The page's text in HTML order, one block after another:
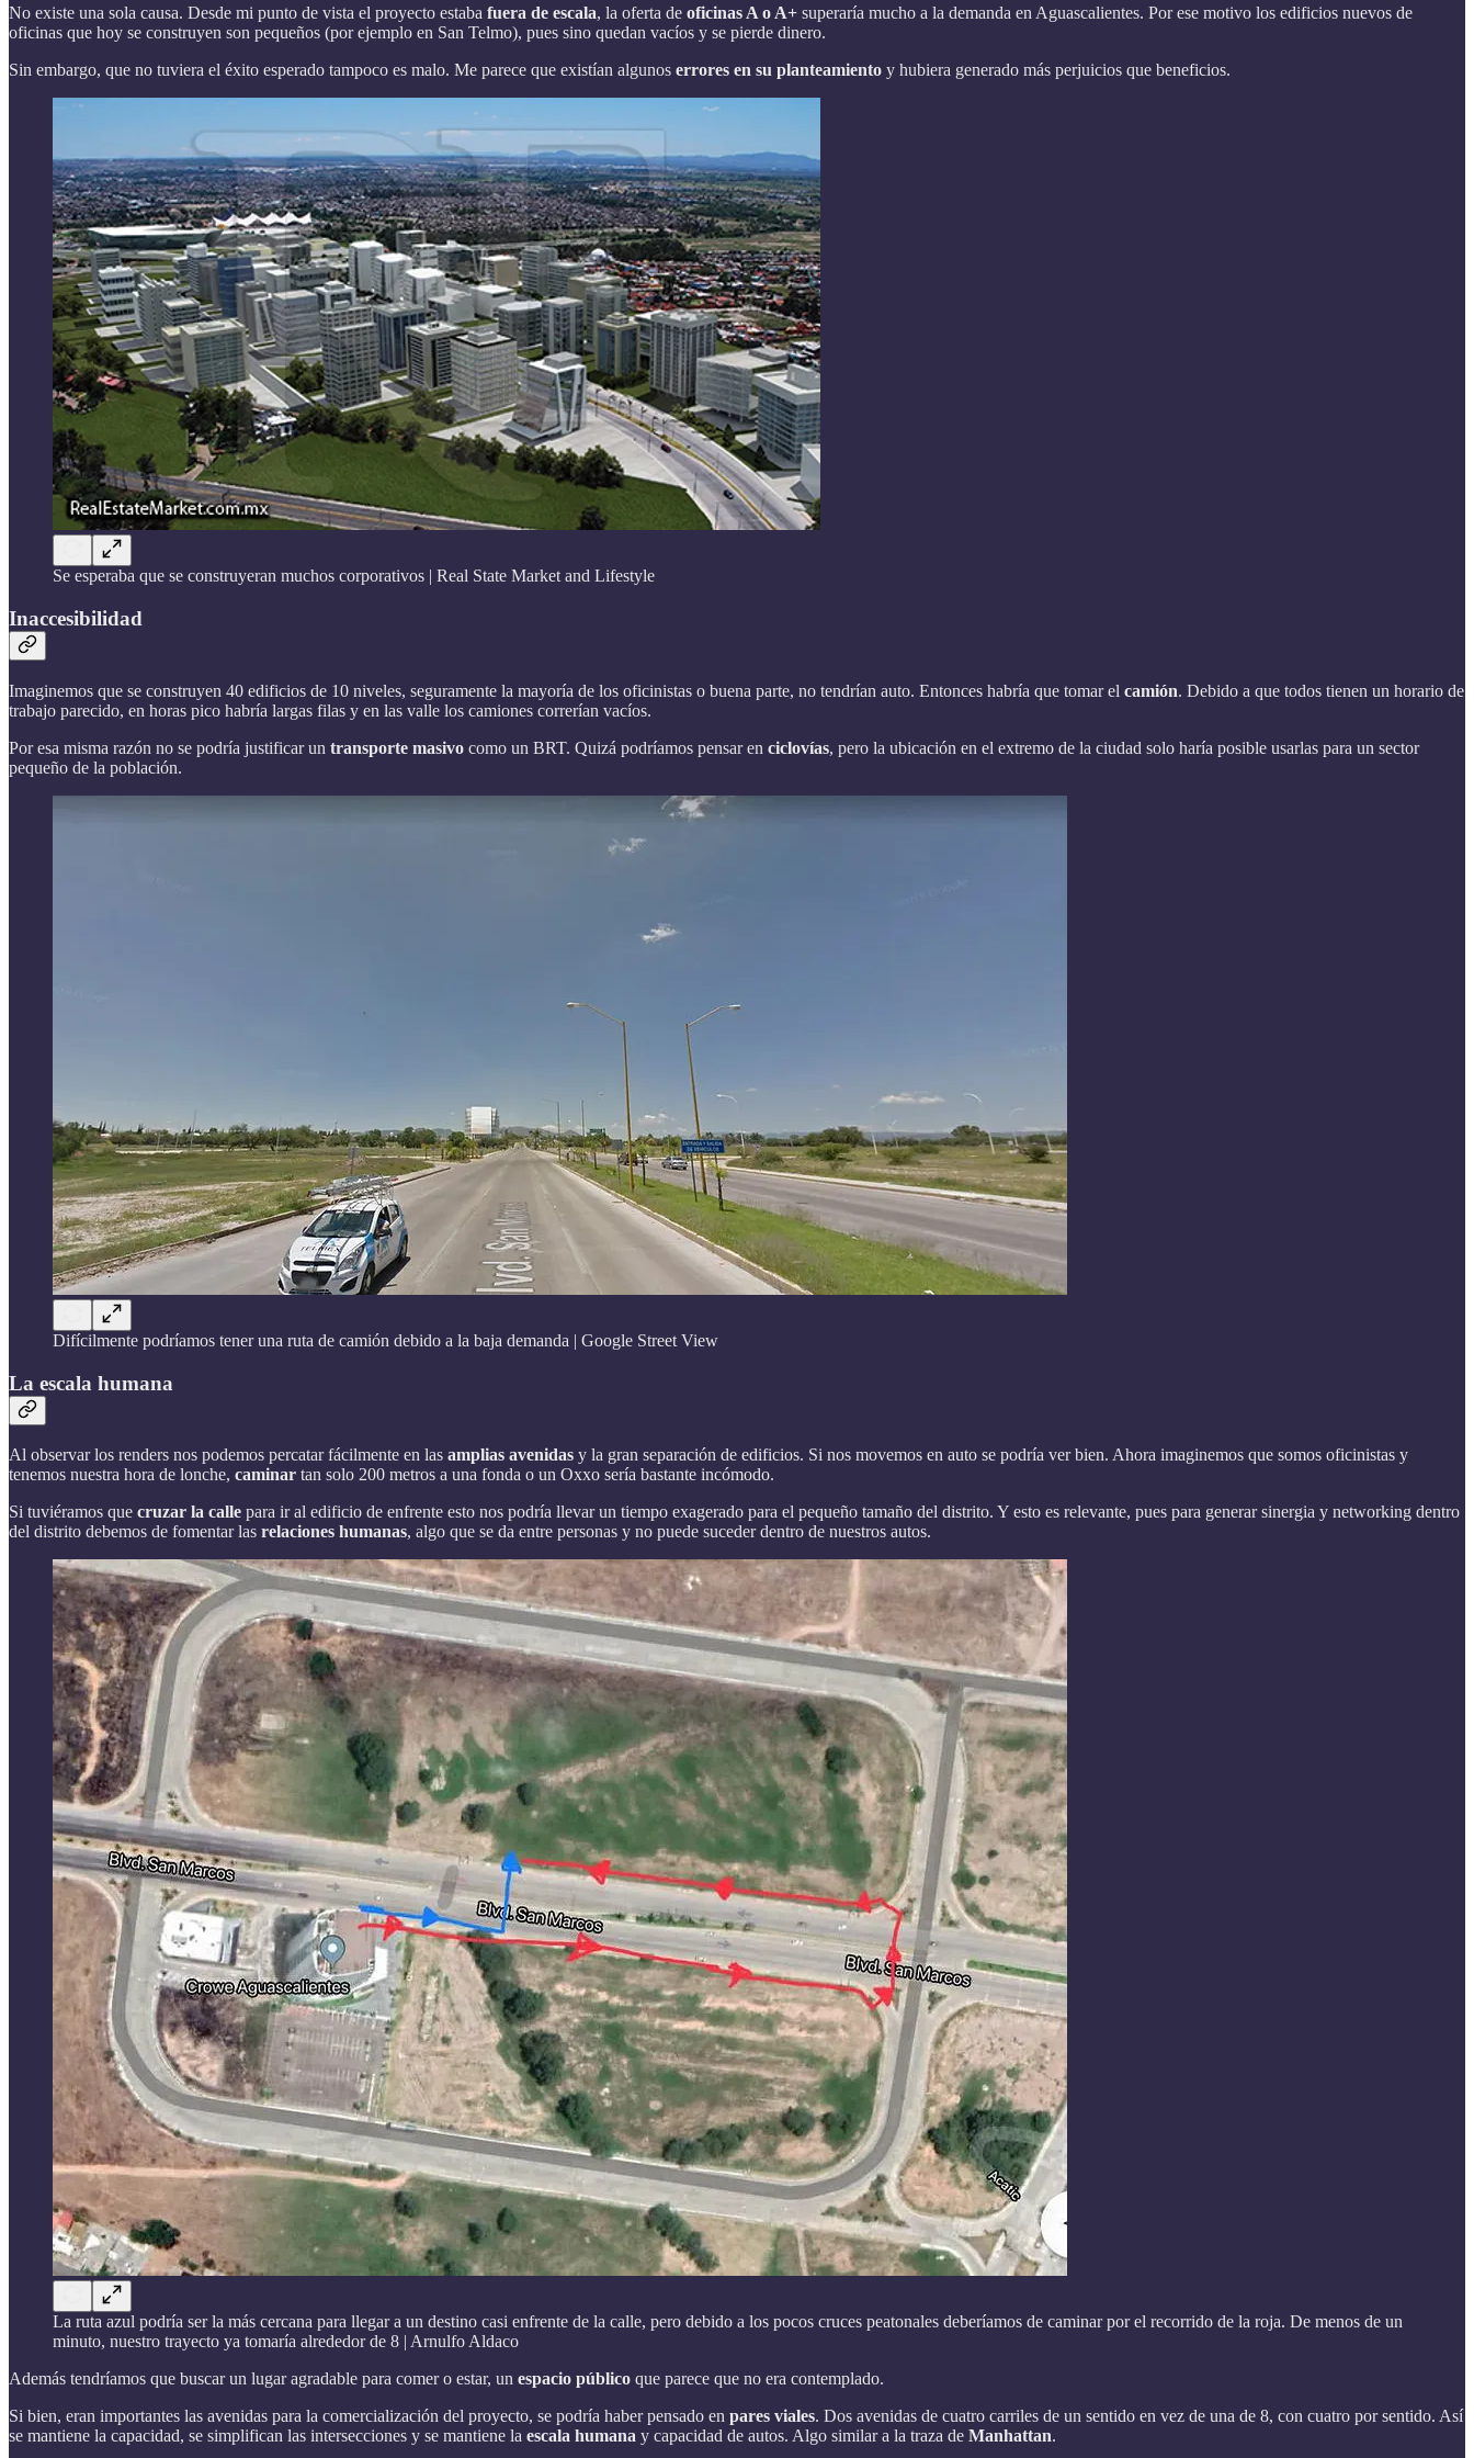
No existe una sola causa. Desde mi punto de vista el proyecto estaba fuera de escala, la oferta de oficinas A o A+ superaría mucho a la demanda en Aguascalientes. Por ese motivo los edificios nuevos de
oficinas que hoy se construyen son pequeños (por ejemplo en San Telmo), pues sino quedan vacíos y se pierde dinero.
Sin embargo, que no tuviera el éxito esperado tampoco es malo. Me parece que existían algunos errores en su planteamiento y hubiera generado más perjuicios que beneficios.
Se esperaba que se construyeran muchos corporativos | Real State Market and Lifestyle
Inaccesibilidad
Imaginemos que se construyen 40 edificios de 10 niveles, seguramente la mayoría de los oficinistas o buena parte, no tendrían auto. Entonces habría que tomar el camión. Debido a que todos tienen un horario de
trabajo parecido, en horas pico habría largas filas y en las valle los camiones correrían vacíos.
Por esa misma razón no se podría justificar un transporte masivo como un BRT. Quizá podríamos pensar en ciclovías, pero la ubicación en el extremo de la ciudad solo haría posible usarlas para un sector
pequeño de la población.
Difícilmente podríamos tener una ruta de camión debido a la baja demanda | Google Street View
La escala humana
Al observar los renders nos podemos percatar fácilmente en las amplias avenidas y la gran separación de edificios. Si nos movemos en auto se podría ver bien. Ahora imaginemos que somos oficinistas y
tenemos nuestra hora de lonche, caminar tan solo 200 metros a una fonda o un Oxxo sería bastante incómodo.
Si tuviéramos que cruzar la calle para ir al edificio de enfrente esto nos podría llevar un tiempo exagerado para el pequeño tamaño del distrito. Y esto es relevante, pues para generar sinergia y networking dentro
del distrito debemos de fomentar las relaciones humanas, algo que se da entre personas y no puede suceder dentro de nuestros autos.
La ruta azul podría ser la más cercana para llegar a un destino casi enfrente de la calle, pero debido a los pocos cruces peatonales deberíamos de caminar por el recorrido de la roja. De menos de un
minuto, nuestro trayecto ya tomaría alrededor de 8 | Arnulfo Aldaco
Además tendríamos que buscar un lugar agradable para comer o estar, un espacio público que parece que no era contemplado.
Si bien, eran importantes las avenidas para la comercialización del proyecto, se podría haber pensado en pares viales. Dos avenidas de cuatro carriles de un sentido en vez de una de 8, con cuatro por sentido. Así
se mantiene la capacidad, se simplifican las intersecciones y se mantiene la escala humana y capacidad de autos. Algo similar a la traza de Manhattan.